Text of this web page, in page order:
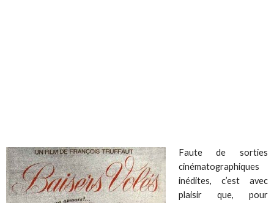
Faute de sorties
cinématographiques
inédites, c’est avec
plaisir que, pour